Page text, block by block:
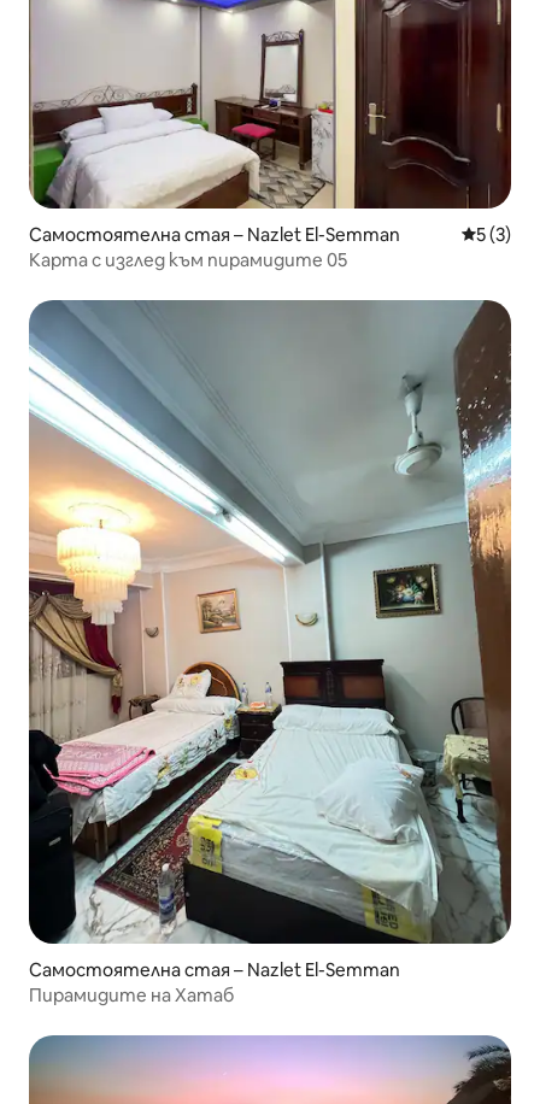
Самостоятелна стая – Nazlet El-Semman Средна
5 (3)
Карта с изглед към пирамидите 05
Самостоятелна стая – Nazlet El-Semman
Пирамидите на Хатаб